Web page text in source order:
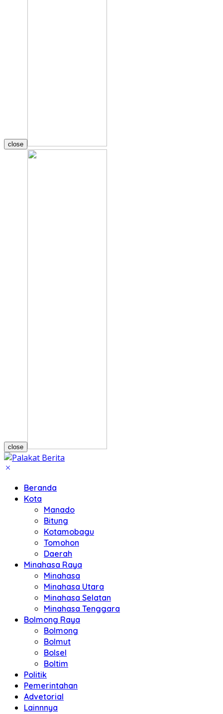
close
close
Beranda
Kota
Manado
Bitung
Kotamobagu
Tomohon
Daerah
Minahasa Raya
Minahasa
Minahasa Utara
Minahasa Selatan
Minahasa Tenggara
Bolmong Raya
Bolmong
Bolmut
Bolsel
Boltim
Politik
Pemerintahan
Advetorial
Lainnnya